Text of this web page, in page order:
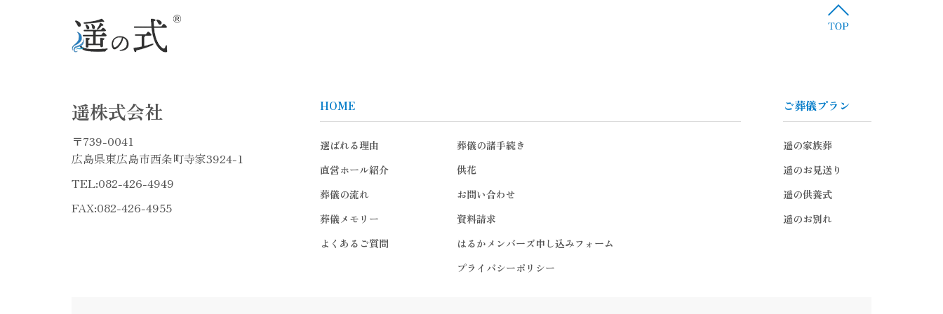
遥株式会社
〒739-0041
広島県東広島市西条町寺家3924-1
TEL:082-426-4949
FAX:082-426-4955
HOME
選ばれる理由
直営ホール紹介
葬儀の流れ
葬儀メモリー
よくあるご質問
葬儀の諸手続き
供花
お問い合わせ
資料請求
はるかメンバーズ申し込みフォーム
プライバシーポリシー
ご葬儀プラン
遥の家族葬
遥のお見送り
遥の供養式
遥のお別れ